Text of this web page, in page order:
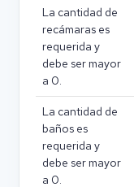
La cantidad de
recámaras es
requerida y
debe ser mayor
a 0.
La cantidad de
baños es
requerida y
debe ser mayor
a 0.